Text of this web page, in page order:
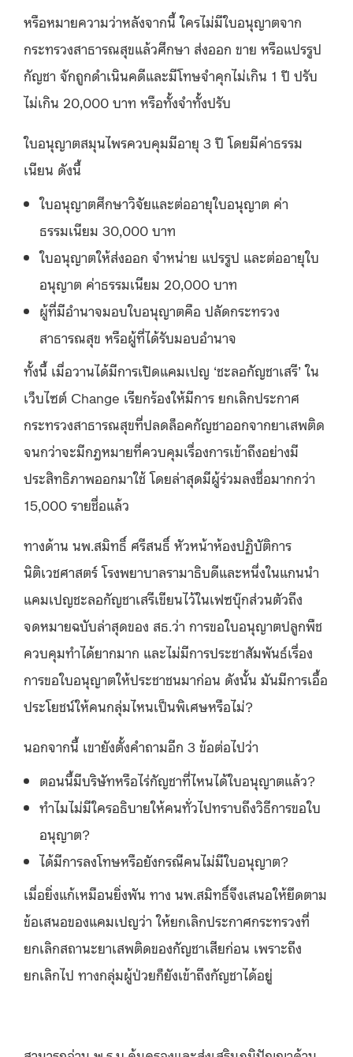
หรือหมายความว่าหลังจากนี้ ใครไม่มีใบอนุญาตจาก
กระทรวงสาธารณสุขแล้วศึกษา ส่งออก ขาย หรือแปรรูป
กัญชา จักถูกดำเนินคดีและมีโทษจำคุกไม่เกิน 1 ปี ปรับ
ไม่เกิน 20,000 บาท หรือทั้งจำทั้งปรับ
ใบอนุญาตสมุนไพรควบคุมมีอายุ 3 ปี โดยมีค่าธรรม
เนียน ดังนี้
ใบอนุญาตศึกษาวิจัยและต่ออายุใบอนุญาต ค่า
ธรรมเนียม 30,000 บาท
ใบอนุญาตให้ส่งออก จำหน่าย แปรรูป และต่ออายุใบ
อนุญาต ค่าธรรมเนียม 20,000 บาท
ผู้ที่มีอำนาจมอบใบอนุญาตคือ ปลัดกระทรวง
สาธารณสุข หรือผู้ที่ได้รับมอบอำนาจ
ทั้งนี้ เมื่อวานได้มีการเปิดแคมเปญ ‘ชะลอกัญชาเสรี’ ใน
เว็บไซต์ Change เรียกร้องให้มีการ ยกเลิกประกาศ
กระทรวงสาธารณสุขที่ปลดล็อคกัญชาออกจากยาเสพติด
จนกว่าจะมีกฎหมายที่ควบคุมเรื่องการเข้าถึงอย่างมี
ประสิทธิภาพออกมาใช้ โดยล่าสุดมีผู้ร่วมลงชื่อมากกว่า
15,000 รายชื่อแล้ว
ทางด้าน นพ.สมิทธิ์ ศรีสนธิ์ หัวหน้าห้องปฏิบัติการ
นิติเวชศาสตร์ โรงพยาบาลรามาธิบดีและหนึ่งในแกนนำ
แคมเปญชะลอกัญชาเสรีเขียนไว้ในเฟซบุ๊กส่วนตัวถึง
จดหมายฉบับล่าสุดของ สธ.ว่า การขอใบอนุญาตปลูกพืช
ควบคุมทำได้ยากมาก และไม่มีการประชาสัมพันธ์เรื่อง
การขอใบอนุญาตให้ประชาชนมาก่อน ดังนั้น มันมีการเอื้อ
ประโยชน์ให้คนกลุ่มไหนเป็นพิเศษหรือไม่?
นอกจากนี้ เขายังตั้งคำถามอีก 3 ข้อต่อไปว่า
ตอนนี้มีบริษัทหรือไร่กัญชาที่ไหนได้ใบอนุญาตแล้ว?
ทำไมไม่มีใครอธิบายให้คนทั่วไปทราบถึงวิธีการขอใบ
อนุญาต?
ได้มีการลงโทษหรือยังกรณีคนไม่มีใบอนุญาต?
เมื่อยิ่งแก้เหมือนยิ่งพัน ทาง นพ.สมิทธิ์จึงเสนอให้ยึดตาม
ข้อเสนอของแคมเปญว่า ให้ยกเลิกประกาศกระทรวงที่
ยกเลิกสถานะยาเสพติดของกัญชาเสียก่อน เพราะถึง
ยกเลิกไป ทางกลุ่มผู้ป่วยก็ยังเข้าถึงกัญชาได้อยู่